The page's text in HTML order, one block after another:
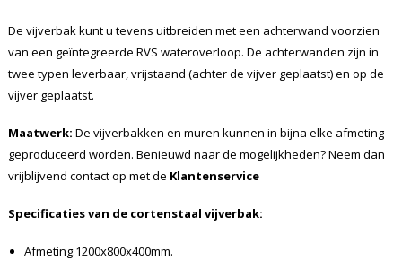
De vijverbak kunt u tevens uitbreiden met een achterwand voorzien
van een geïntegreerde RVS wateroverloop. De achterwanden zijn in
twee typen leverbaar, vrijstaand (achter de vijver geplaatst) en op de
vijver geplaatst.
Maatwerk: De vijverbakken en muren kunnen in bijna elke afmeting
geproduceerd worden. Benieuwd naar de mogelijkheden? Neem dan
vrijblijvend contact op met de Klantenservice
Specificaties van de cortenstaal vijverbak:
Afmeting:1200x800x400mm.